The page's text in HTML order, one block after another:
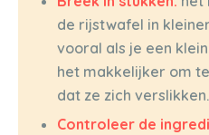
de rijstwafel in
vooral als je een
het makkelijker om
dat ze zich verslikken.
Controleer de